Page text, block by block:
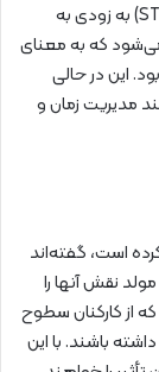
مهارت‌های علمی، فناوری، مهندسی و ریاضیات(STEM) به زودی به
که به معنای
این در حالی
مدیریت زمان و
کرده است، گفته‌اند
نقش آنها را
از کارکنان سطوح
باشند. با این